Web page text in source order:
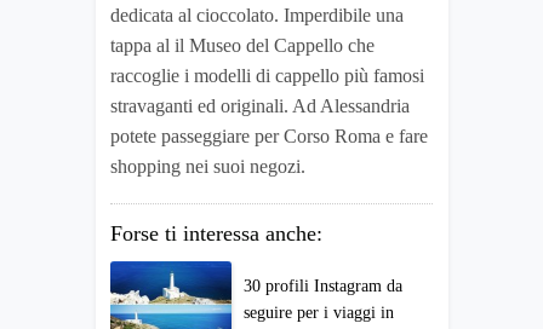
dedicata al cioccolato. Imperdibile una
tappa al il Museo del Cappello che
raccoglie i modelli di cappello più famosi
stravaganti ed originali. Ad Alessandria
potete passeggiare per Corso Roma e fare
shopping nei suoi negozi.
Forse ti interessa anche:
30 profili Instagram da
seguire per i viaggi in